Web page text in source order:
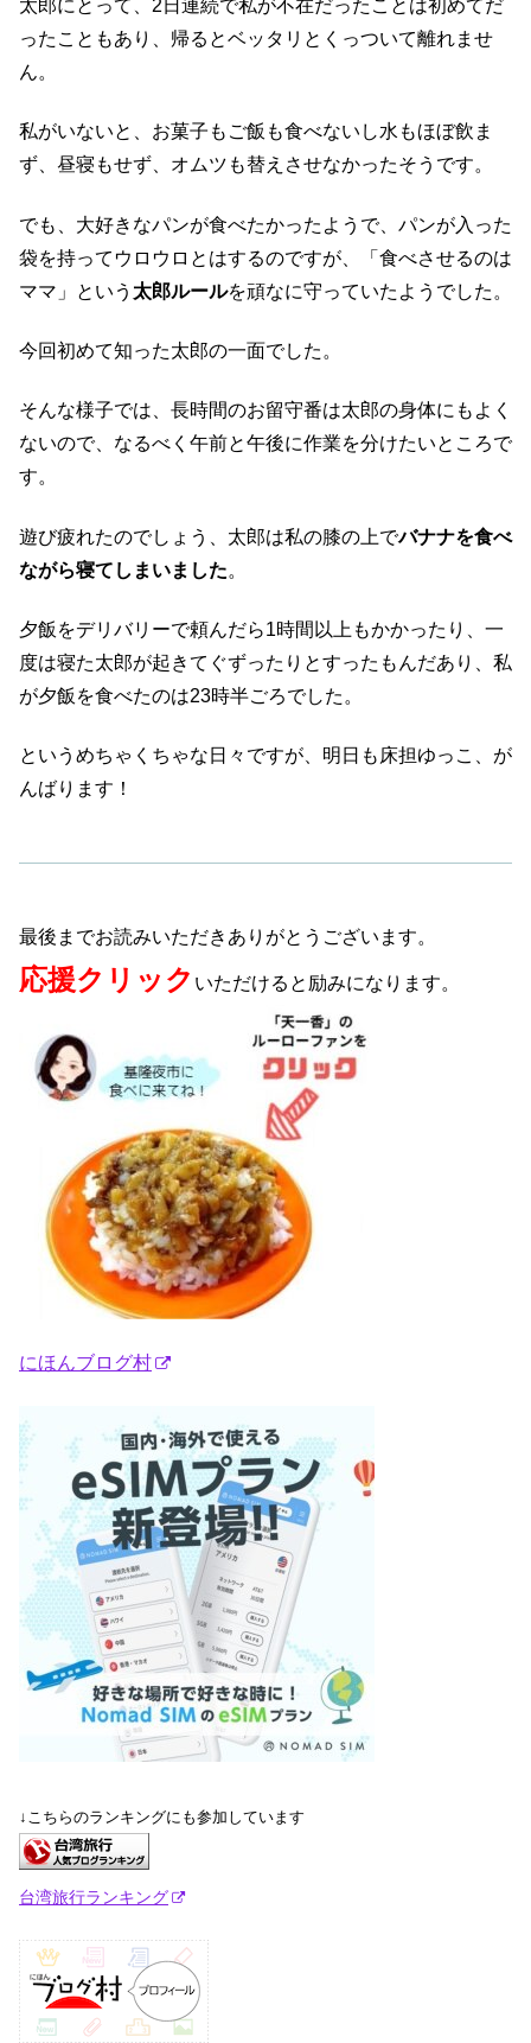
太郎にとって、2日連続で私が不在だったことは初めてだ
ったこともあり、帰るとベッタリとくっついて離れませ
ん。
私がいないと、お菓子もご飯も食べないし水もほぼ飲ま
ず、昼寝もせず、オムツも替えさせなかったそうです。
でも、大好きなパンが食べたかったようで、パンが入った
袋を持ってウロウロとはするのですが、「食べさせるのは
ママ」という 太郎ルールを頑なに守っていたようでした。
今回初めて知った太郎の一面でした。
そんな様子では、長時間のお留守番は太郎の身体にもよく
ないので、なるべく午前と午後に作業を分けたいところで
す。
遊び疲れたのでしょう、太郎は私の膝の上でバナナを食べ
ながら寝てしまいました。
夕飯をデリバリーで頼んだら1時間以上もかかったり、一
度は寝た太郎が起きてぐずったりとすったもんだあり、私
が夕飯を食べたのは23時半ごろでした。
というめちゃくちゃな日々ですが、明日も床担ゆっこ、が
んばります！
最後までお読みいただきありがとうございます。
応援クリック いただけると励みになります。
にほんブログ村
↓こちらのランキングにも参加しています
台湾旅行ランキング